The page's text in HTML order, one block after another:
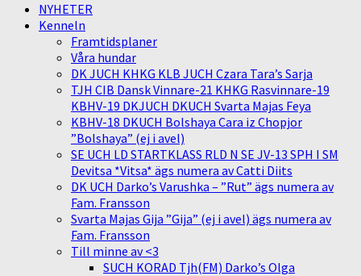
NYHETER
Kenneln
Framtidsplaner
Våra hundar
DK JUCH KHKG KLB JUCH Czara Tara’s Sarja
TJH CIB Dansk Vinnare-21 KHKG Rasvinnare-19
KBHV-19 DKJUCH DKUCH Svarta Majas Feya
KBHV-18 DKUCH Bolshaya Cara iz Chopjor
”Bolshaya” (ej i avel)
SE UCH LD STARTKLASS RLD N SE JV-13 SPH I SM
Devitsa *Vitsa* ägs numera av Catti Diits
DK UCH Darko’s Varushka – ”Rut” ägs numera av
Fam. Fransson
Svarta Majas Gija ”Gija” (ej i avel) ägs numera av
Fam. Fransson
Till minne av <3
SUCH KORAD Tjh(FM) Darko’s Olga